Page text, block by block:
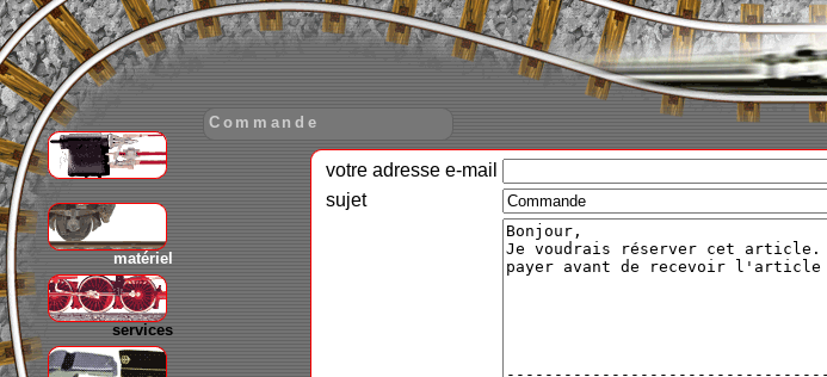
matériel
services
Commande
votre adresse e-mail
sujet